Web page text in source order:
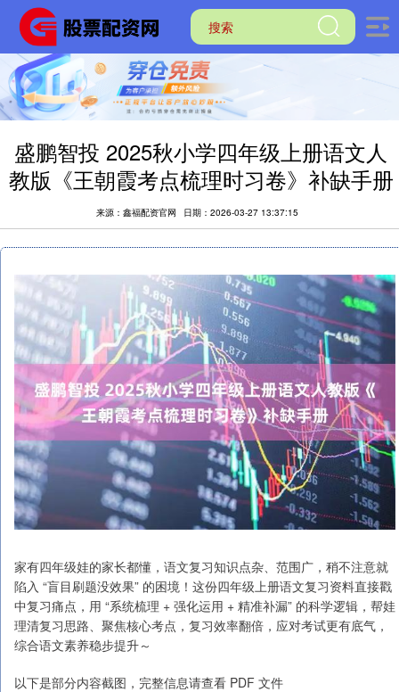
盛鹏智投 2025秋小学四年级上册语文人
教版《王朝霞考点梳理时习卷》补缺手册
来源：鑫福配资官网 日期：2026-03-27 13:37:15
家有四年级娃的家长都懂，语文复习知识点杂、范围广，稍不注意就
陷入 “盲目刷题没效果” 的困境！这份四年级上册语文复习资料直接戳
中复习痛点，用 “系统梳理 + 强化运用 + 精准补漏” 的科学逻辑，帮娃
理清复习思路、聚焦核心考点，复习效率翻倍，应对考试更有底气，
综合语文素养稳步提升～
以下是部分内容截图，完整信息请查看 PDF 文件